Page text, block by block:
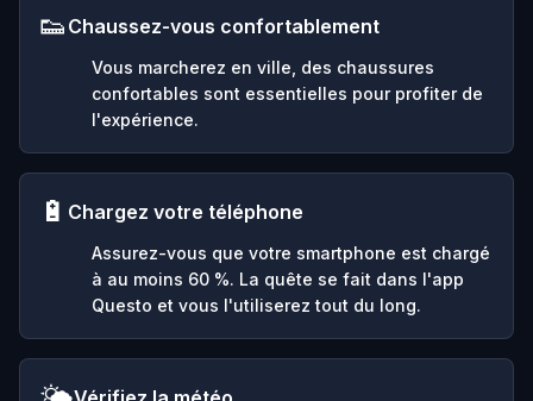
👟 Chaussez-vous confortablement
Vous marcherez en ville, des chaussures
confortables sont essentielles pour profiter de
l'expérience.
🔋 Chargez votre téléphone
Assurez-vous que votre smartphone est chargé
à au moins 60 %. La quête se fait dans l'app
Questo et vous l'utiliserez tout du long.